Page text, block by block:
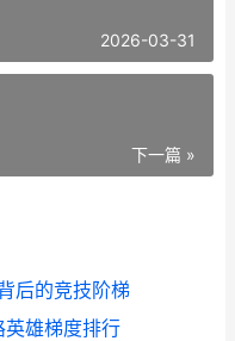
2026-03-31
下一篇 »
后的竞技阶梯
雄梯度排行